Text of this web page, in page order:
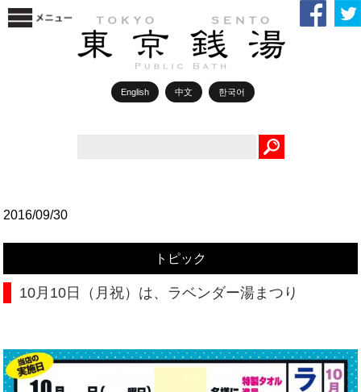
English 中文 한국어
2016/09/30
トピック
10月10日（月祝）は、ラベンダー湯まつり